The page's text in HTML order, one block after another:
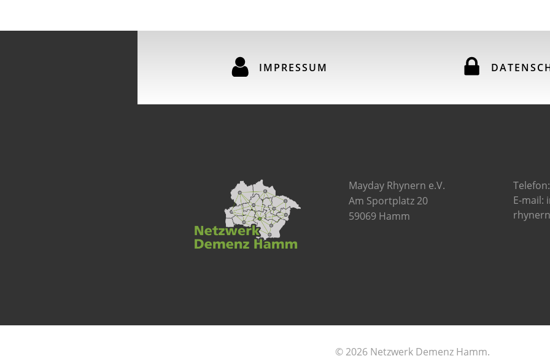
IMPRESSUM
Mayday Rhynern e.V.
Am Sportplatz 20
59069 Hamm
E-mail:
© 2026 Netzwerk Demenz Hamm.